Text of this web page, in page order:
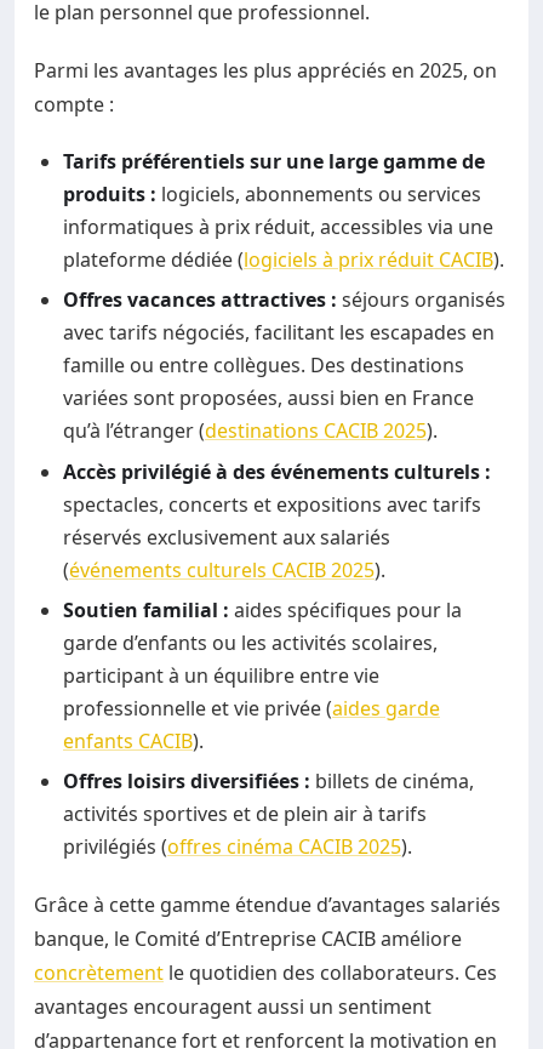
le plan personnel que professionnel.
Parmi les avantages les plus appréciés en 2025, on
compte :
Tarifs préférentiels sur une large gamme de
produits : logiciels, abonnements ou services
informatiques à prix réduit, accessibles via une
plateforme dédiée (logiciels à prix réduit CACIB).
Offres vacances attractives : séjours organisés
avec tarifs négociés, facilitant les escapades en
famille ou entre collègues. Des destinations
variées sont proposées, aussi bien en France
qu’à l’étranger (destinations CACIB 2025).
Accès privilégié à des événements culturels :
spectacles, concerts et expositions avec tarifs
réservés exclusivement aux salariés
(événements culturels CACIB 2025).
Soutien familial : aides spécifiques pour la
garde d’enfants ou les activités scolaires,
participant à un équilibre entre vie
professionnelle et vie privée (aides garde
enfants CACIB).
Offres loisirs diversifiées : billets de cinéma,
activités sportives et de plein air à tarifs
privilégiés (offres cinéma CACIB 2025).
Grâce à cette gamme étendue d’avantages salariés
banque, le Comité d’Entreprise CACIB améliore
concrètement le quotidien des collaborateurs. Ces
avantages encouragent aussi un sentiment
d’appartenance fort et renforcent la motivation en